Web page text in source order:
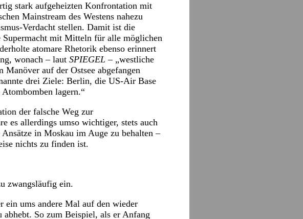
stark aufgeheizten Konfrontation mit
Mainstream des Westens nahezu
Verdacht stellen. Damit ist die
Supermacht mit Mitteln für alle möglichen
atomare Rhetorik ebenso erinnert
wonach – laut SPIEGEL – „westliche
auf der Ostsee abgefangen
drei Ziele: Berlin, die US-Air Base
lagern.“
der falsche Weg zur
es allerdings umso wichtiger, stets auch
in Moskau im Auge zu behalten –
nichts zu finden ist.
zwangsläufig ein.
ein ums andere Mal auf den wieder
abhebt. So zum Beispiel, als er Anfang